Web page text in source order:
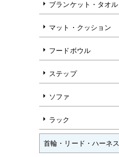
ブランケット・タオル
マット・クッション
フードボウル
ステップ
ソファ
ラック
首輪・リード・ハーネス